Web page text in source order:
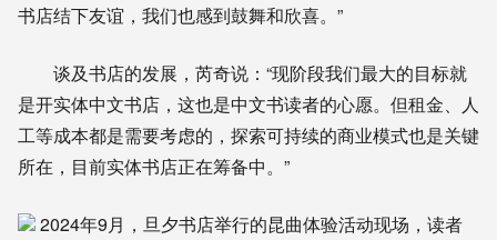
书店结下友谊，我们也感到鼓舞和欣喜。”
谈及书店的发展，芮奇说：“现阶段我们最大的目标就
是开实体中文书店，这也是中文书读者的心愿。但租金、人
工等成本都是需要考虑的，探索可持续的商业模式也是关键
所在，目前实体书店正在筹备中。”
2024年9月，旦夕书店举行的昆曲体验活动现场，读者